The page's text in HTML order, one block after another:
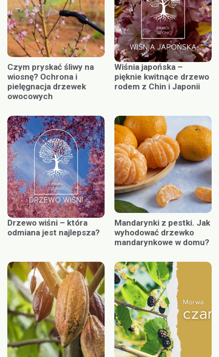
Czym pryskać śliwy na
wiosnę? Ochrona i
pielęgnacja drzewek
owocowych
Wiśnia japońska –
pięknie kwitnące drzewo
rodem z Chin i Japonii
Drzewo wiśni – która
odmiana jest najlepsza?
Mandarynki z pestki. Jak
wyhodować drzewko
mandarynkowe w domu?